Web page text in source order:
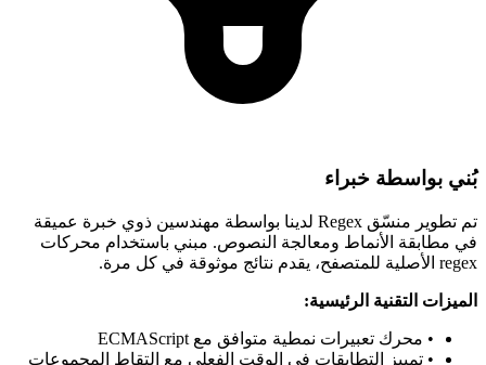
بُني بواسطة خبراء
تم تطوير منسّق Regex لدينا بواسطة مهندسين ذوي خبرة عميقة
في مطابقة الأنماط ومعالجة النصوص. مبني باستخدام محركات
regex الأصلية للمتصفح، يقدم نتائج موثوقة في كل مرة.
الميزات التقنية الرئيسية:
• محرك تعبيرات نمطية متوافق مع ECMAScript
• تمييز التطابقات في الوقت الفعلي مع التقاط المجموعات